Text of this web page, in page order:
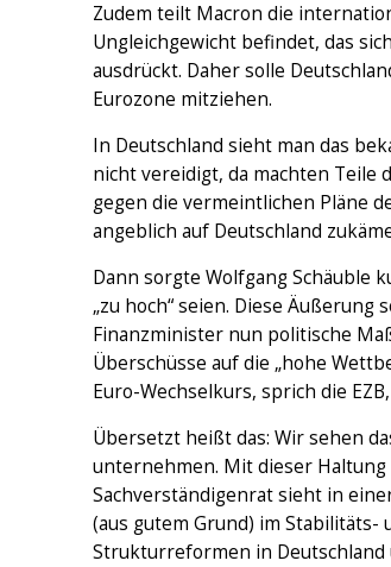
Zudem teilt Macron die
Ungleichgewicht befindet, das
ausdrückt. Daher solle
Eurozone mitziehen.
In Deutschland sieht man das
nicht vereidigt, da machten Teile
gegen die vermeintlichen Pläne
angeblich auf Deutschland
Dann sorgte Wolfgang Schäuble
„zu hoch“ seien. Diese
Finanzminister nun politische
Überschüsse auf die „hohe
Euro-Wechselkurs, sprich die
Übersetzt heißt das: Wir sehen
unternehmen. Mit dieser Haltung
Sachverständigenrat sieht in
(aus gutem Grund) im
Strukturreformen in